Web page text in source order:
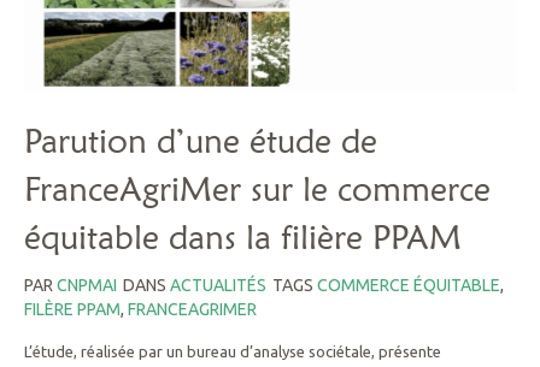
Parution d’une étude de
FranceAgriMer sur le commerce
équitable dans la filière PPAM
PAR CNPMAI DANS ACTUALITÉS TAGS COMMERCE ÉQUITABLE,
FILÈRE PPAM, FRANCEAGRIMER
L’étude, réalisée par un bureau d’analyse sociétale, présente